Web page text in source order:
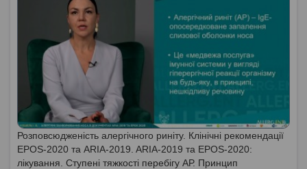
Розповсюдженість алергічного риніту. Клінічні рекомендації
EPOS-2020 та ARIA-2019. ARIA-2019 та EPOS-2020:
лікування. Ступені тяжкості перебігу АР. Принцип